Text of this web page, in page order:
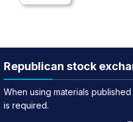
Republican stock
When using materials
is required.